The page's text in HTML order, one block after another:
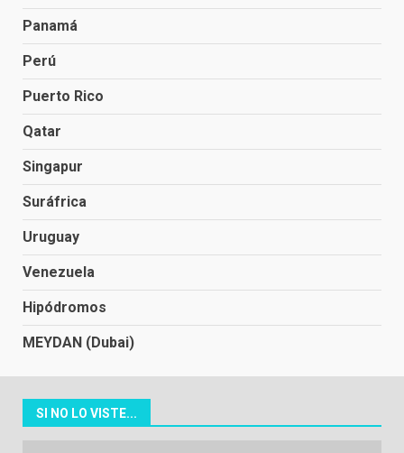
Panamá
Perú
Puerto Rico
Qatar
Singapur
Suráfrica
Uruguay
Venezuela
Hipódromos
MEYDAN (Dubai)
SI NO LO VISTE...